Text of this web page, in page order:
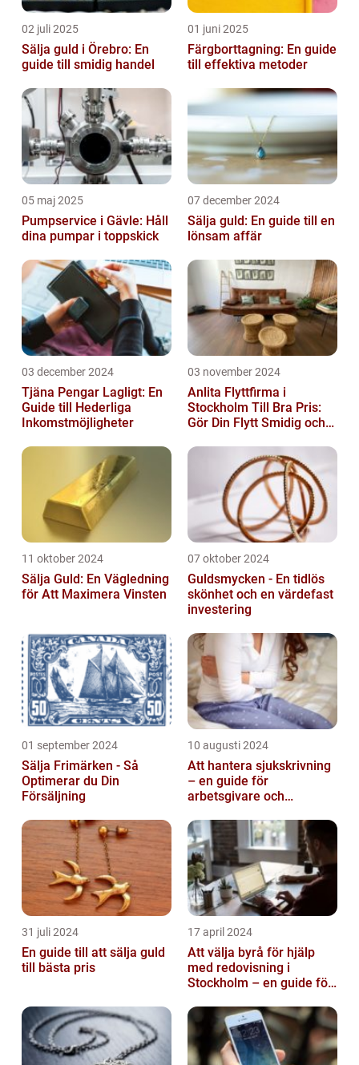
02 juli 2025
Sälja guld i Örebro: En
guide till smidig handel
01 juni 2025
Färgborttagning: En guide
till effektiva metoder
05 maj 2025
Pumpservice i Gävle: Håll
dina pumpar i toppskick
07 december 2024
Sälja guld: En guide till en
lönsam affär
03 december 2024
Tjäna Pengar Lagligt: En
Guide till Hederliga
Inkomstmöjligheter
03 november 2024
Anlita Flyttfirma i
Stockholm Till Bra Pris:
Gör Din Flytt Smidig och
11 oktober 2024
Sälja Guld: En Vägledning
för Att Maximera Vinsten
07 oktober 2024
Guldsmycken - En tidlös
skönhet och en värdefast
investering
01 september 2024
Sälja Frimärken - Så
Optimerar du Din
Försäljning
10 augusti 2024
Att hantera sjukskrivning
– en guide för
arbetsgivare och
31 juli 2024
En guide till att sälja guld
till bästa pris
17 april 2024
Att välja byrå för hjälp
med redovisning i
Stockholm – en guide för